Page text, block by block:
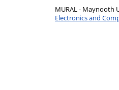
MURAL - Maynooth
Electronics and